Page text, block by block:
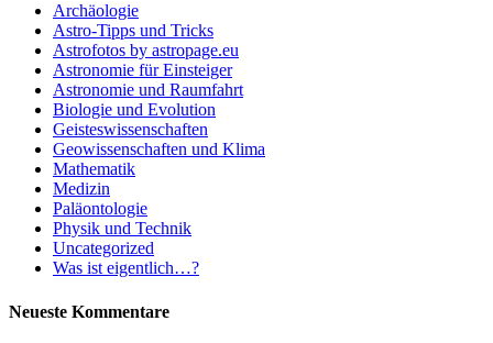
Archäologie
Astro-Tipps und Tricks
Astrofotos by astropage.eu
Astronomie für Einsteiger
Astronomie und Raumfahrt
Biologie und Evolution
Geisteswissenschaften
Geowissenschaften und Klima
Mathematik
Medizin
Paläontologie
Physik und Technik
Uncategorized
Was ist eigentlich…?
Neueste Kommentare